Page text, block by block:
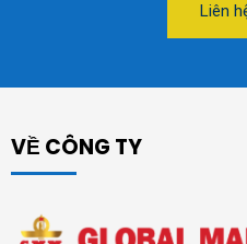
Liên
VỀ CÔNG TY